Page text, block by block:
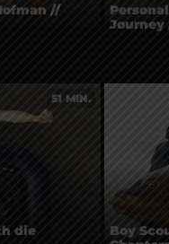
//
Journey
51 MIN.
die
Boy